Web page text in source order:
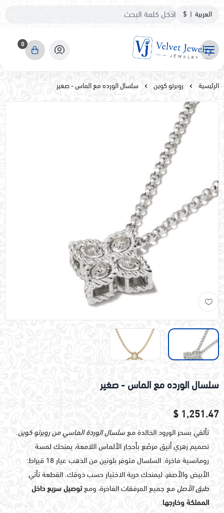
العربية |
$
مجوهرات مخمليه
0
الرئيسية روبرتو كوين سلسال الورده مع الماس - صغير
سلسال الورده مع الماس - صغير
1,251.47 $
تألقي بسحر الورود الخالدة معسلسال الوردة الماسي من روبرتو كوين.
تصميم زهري أنيق مرصّع بأحجار الألماس اللامعة، يمنحك لمسة
رومانسية فاخرة. السلسال متوفر بلونين من الذهب عيار 18 قيراط:
الأبيض والأصفر، ليمنحك حرية الاختيار حسب ذوقك. القطعة تأتي
طبق الأصلمع جميع المرفقات الفاخرة، ومعتوصيل سريع داخل
المملكة وخارجها.